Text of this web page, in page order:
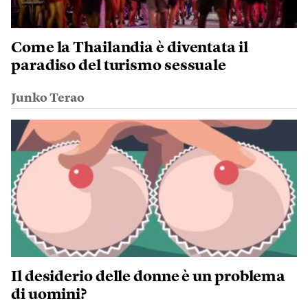
Come la Thailandia è diventata il
paradiso del turismo sessuale
Junko Terao
Il desiderio delle donne è un problema
di uomini?